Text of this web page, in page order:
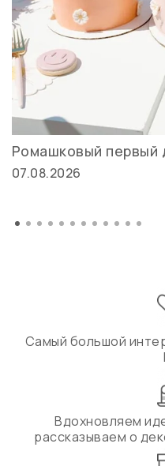
Ромашковый первый
07.08.2026
Самый большой
Вдохновляем
рассказываем о